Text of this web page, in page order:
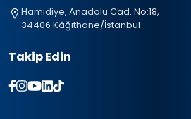
Hamidiye, Anadolu Cad. No:18,
34406 Kâğıthane/İstanbul
Takip Edin